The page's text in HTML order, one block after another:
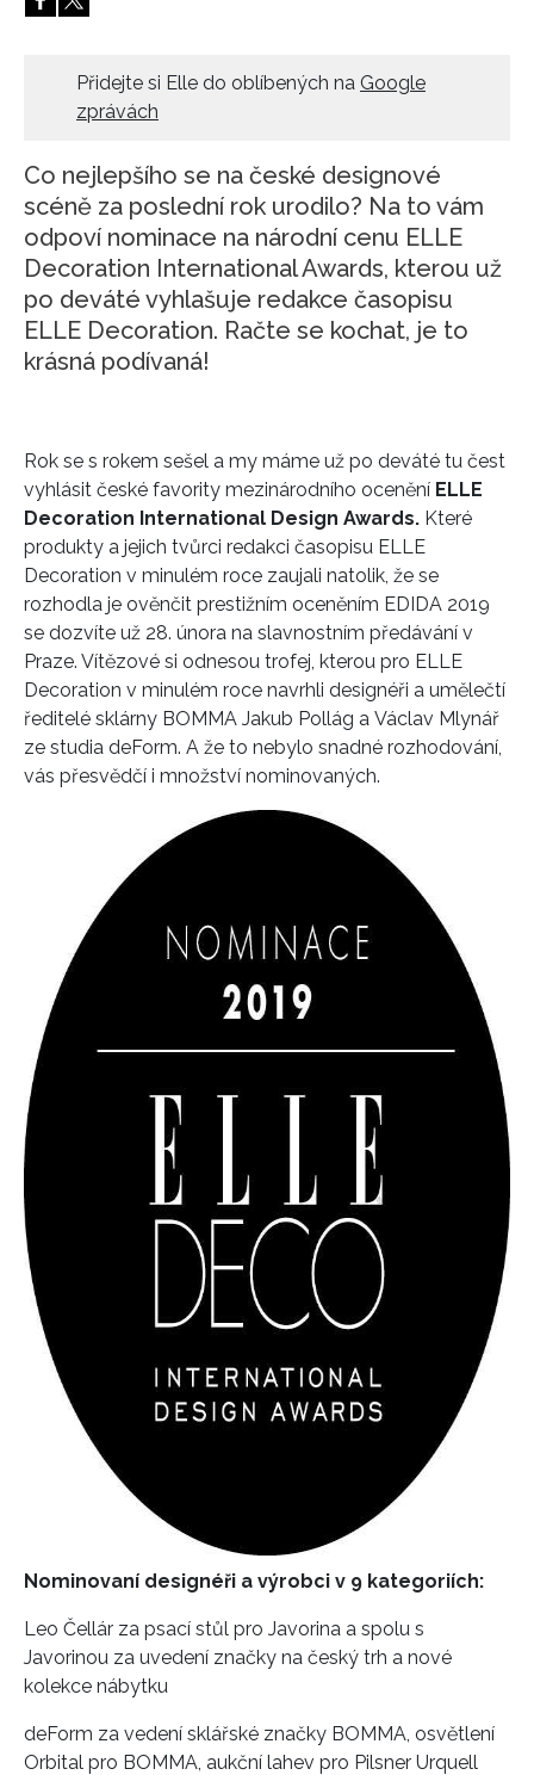
Přidejte si Elle do oblíbených na Google
zprávách
Co nejlepšího se na české designové
scéně za poslední rok urodilo? Na to vám
odpoví nominace na národní cenu ELLE
Decoration International Awards, kterou už
po deváté vyhlašuje redakce časopisu
ELLE Decoration. Račte se kochat, je to
krásná podívaná!
Rok se s rokem sešel a my máme už po deváté tu čest
vyhlásit české favority mezinárodního ocenění ELLE
Decoration International Design Awards. Které
produkty a jejich tvůrci redakci časopisu ELLE
Decoration v minulém roce zaujali natolik, že se
rozhodla je ověnčit prestižním oceněním EDIDA 2019
se dozvíte už 28. února na slavnostním předávání v
Praze. Vítězové si odnesou trofej, kterou pro ELLE
Decoration v minulém roce navrhli designéři a umělečtí
ředitelé sklárny BOMMA Jakub Pollág a Václav Mlynář
ze studia deForm. A že to nebylo snadné rozhodování,
vás přesvědčí i množství nominovaných.
Nominovaní designéři a výrobci v 9 kategoriích:
Leo Čellár za psací stůl pro Javorina a spolu s
Javorinou za uvedení značky na český trh a nové
kolekce nábytku
deForm za vedení sklářské značky BOMMA, osvětlení
Orbital pro BOMMA, aukční lahev pro Pilsner Urquell